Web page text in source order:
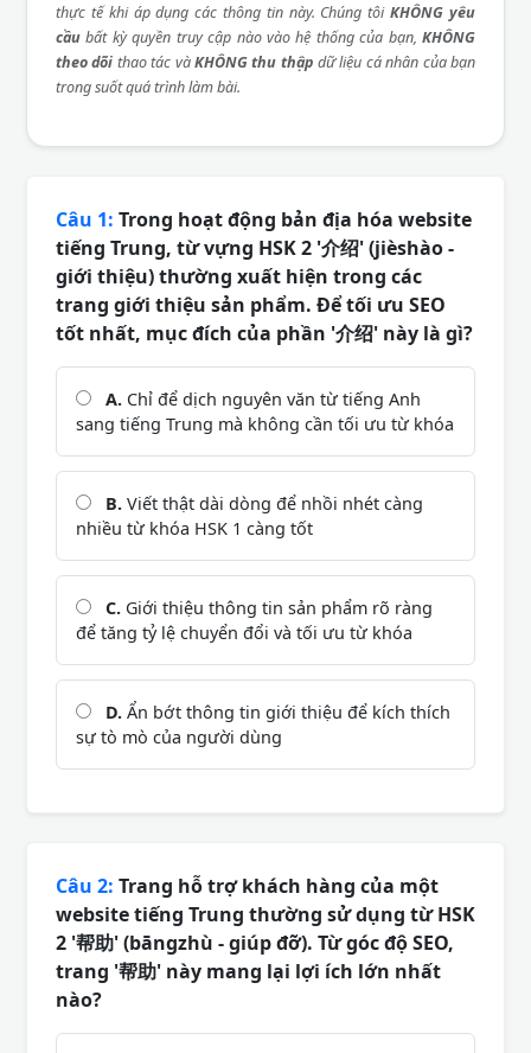
thực tế khi áp dụng các thông tin này. Chúng tôiKHÔNG yêu
cầu bất kỳ quyền truy cập nào vào hệ thống của bạn, KHÔNG
theo dõi thao tác vàKHÔNG thu thập dữ liệu cá nhân của bạn
trong suốt quá trình làm bài.
Câu 1: Trong hoạt động bản địa hóa website
tiếng Trung, từ vựng HSK 2 '介绍' (jièshào -
giới thiệu) thường xuất hiện trong các
trang giới thiệu sản phẩm. Để tối ưu SEO
tốt nhất, mục đích của phần '介绍' này là gì?
A. Chỉ để dịch nguyên văn từ tiếng Anh
sang tiếng Trung mà không cần tối ưu từ khóa
B. Viết thật dài dòng để nhồi nhét càng
nhiều từ khóa HSK 1 càng tốt
C. Giới thiệu thông tin sản phẩm rõ ràng
để tăng tỷ lệ chuyển đổi và tối ưu từ khóa
D. Ẩn bớt thông tin giới thiệu để kích thích
sự tò mò của người dùng
Câu 2: Trang hỗ trợ khách hàng của một
website tiếng Trung thường sử dụng từ HSK
2 '帮助' (bāngzhù - giúp đỡ). Từ góc độ SEO,
trang '帮助' này mang lại lợi ích lớn nhất
nào?